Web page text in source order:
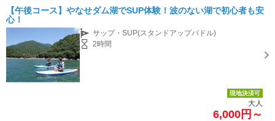
【午後コース】やなせダム湖でSUP体験！波のない湖で初心者も安
心！
サップ・SUP(スタンドアップパドル)
2時間
現地決済可
大人
6,000円～